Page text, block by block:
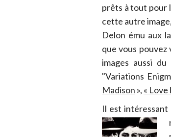
prêts à tout pour
cette autre
Delon ému aux
que vous
images aussi
"Variations
Madison », « Love
Il est intéressant